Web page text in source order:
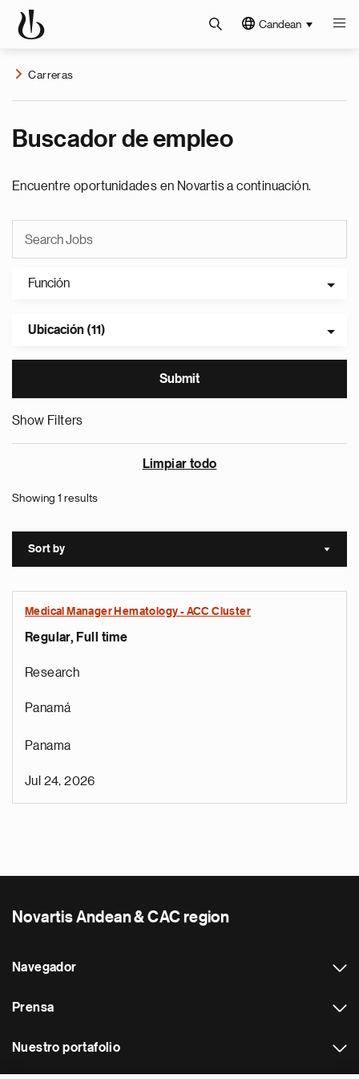
Candean
Carreras
Buscador de empleo
Encuentre oportunidades en Novartis a continuación.
Función
Ubicación (11)
Show Filters
Limpiar todo
Showing 1 results
Sort by Sort
Medical Manager Hematology - ACC Cluster
Regular, Full time
Research
Panamá
Panama
Jul 24, 2026
Novartis Andean & CAC region
Navegador
Prensa
Nuestro portafolio